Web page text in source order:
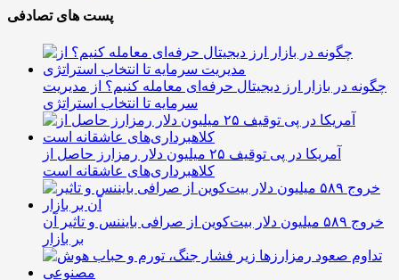
پست های تصادفی
چگونه در بازار ارز دیجیتال حرفه‌ای معامله کنیم؟ از مدیریت
سرمایه تا انتخاب استراتژی
آمریکا در پی توقیف ۲۵ میلیون دلار رمزارز حاصل از
کلاهبرداری‌های عاشقانه است
خروج ۵۸۹ میلیون دلار بیت‌کوین از صرافی بایننس و تاثیر آن
بر بازار